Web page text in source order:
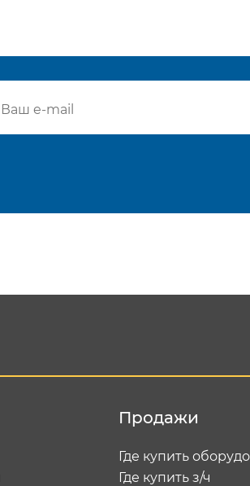
Продажи
Где купить
Где купить з/ч